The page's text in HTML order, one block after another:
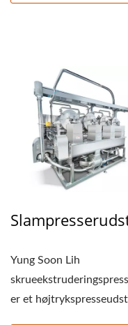
PRIS,
AF
Yung Soon Lih
er et